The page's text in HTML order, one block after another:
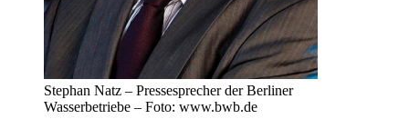
Stephan Natz – Pressesprecher der Berliner
Wasserbetriebe – Foto: www.bwb.de